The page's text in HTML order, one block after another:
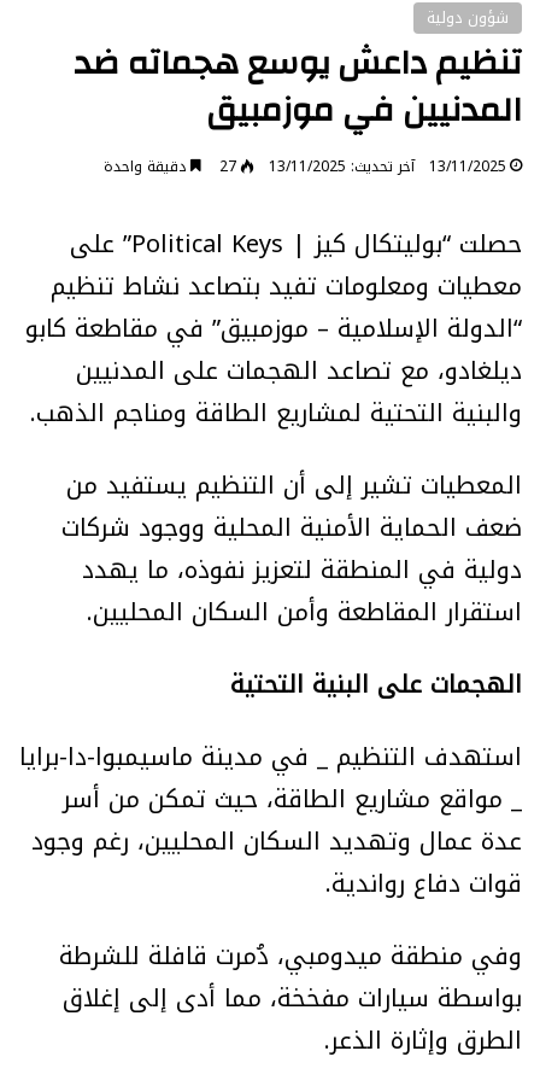
شؤون دولية
تنظيم داعش يوسع هجماته ضد
المدنيين في موزمبيق
13/11/2025 آخر تحديث: 13/11/2025 27 دقيقة واحدة
حصلت “بوليتكال كيز | Political Keys” على
معطيات ومعلومات تفيد بتصاعد نشاط تنظيم
“الدولة الإسلامية – موزمبيق” في مقاطعة كابو
ديلغادو، مع تصاعد الهجمات على المدنيين
والبنية التحتية لمشاريع الطاقة ومناجم الذهب.
المعطيات تشير إلى أن التنظيم يستفيد من
ضعف الحماية الأمنية المحلية ووجود شركات
دولية في المنطقة لتعزيز نفوذه، ما يهدد
استقرار المقاطعة وأمن السكان المحليين.
الهجمات على البنية التحتية
استهدف التنظيم _ في مدينة ماسيمبوا-دا-برايا
_ مواقع مشاريع الطاقة، حيث تمكن من أسر
عدة عمال وتهديد السكان المحليين، رغم وجود
قوات دفاع رواندية.
وفي منطقة ميدومبي، دُمرت قافلة للشرطة
بواسطة سيارات مفخخة، مما أدى إلى إغلاق
الطرق وإثارة الذعر.